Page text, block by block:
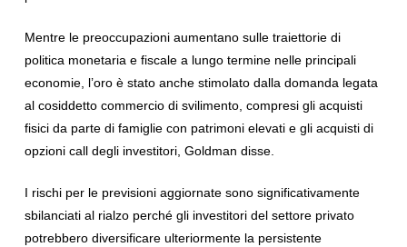
Mentre le preoccupazioni aumentano sulle traiettorie di
politica monetaria e fiscale a lungo termine nelle principali
economie, l’oro è stato anche stimolato dalla domanda legata
al cosiddetto commercio di svilimento, compresi gli acquisti
fisici da parte di famiglie con patrimoni elevati e gli acquisti di
opzioni call degli investitori, Goldman disse.
I rischi per le previsioni aggiornate sono significativamente
sbilanciati al rialzo perché gli investitori del settore privato
potrebbero diversificare ulteriormente la persistente